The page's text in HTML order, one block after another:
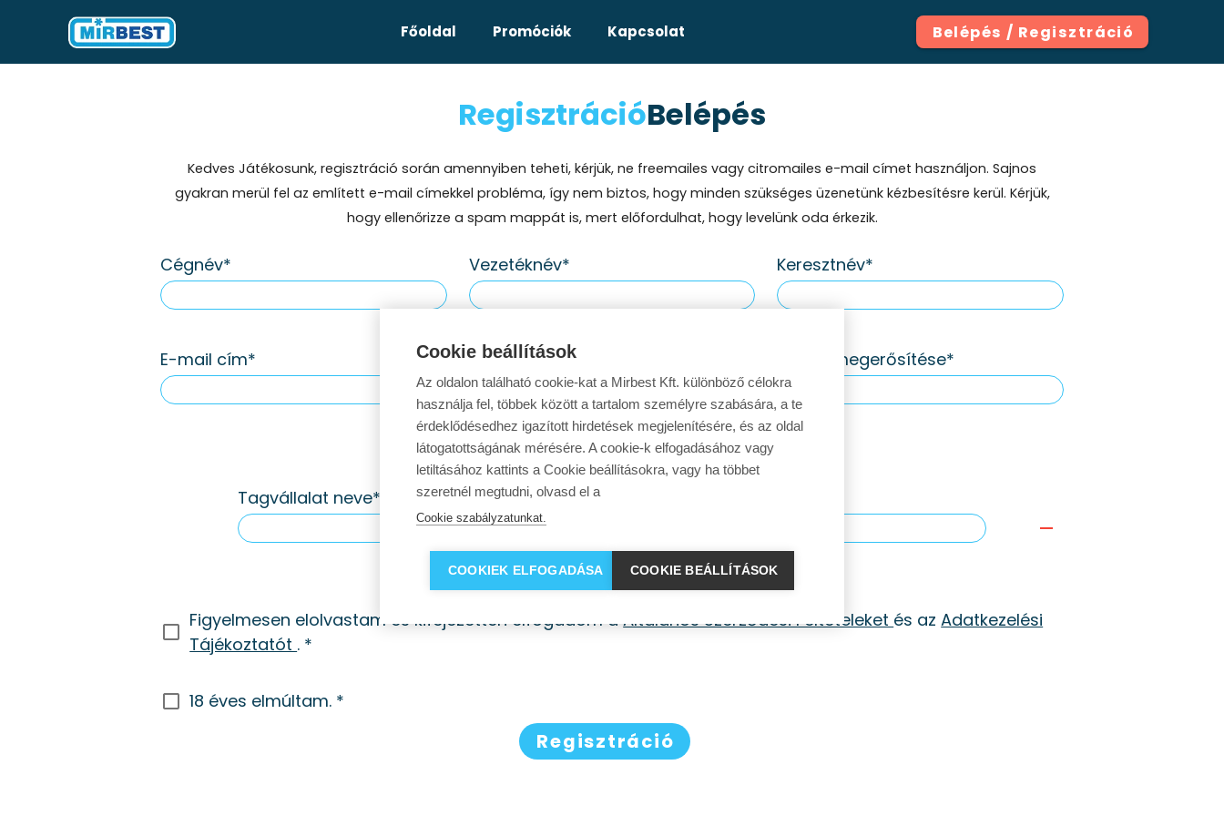
Főoldal Promóciók Kapcsolat Belépés / Regisztráció
RegisztrációBelépés
Kedves Játékosunk, regisztráció során amennyiben teheti, kérjük, ne freemailes vagy citromailes e-mail címet használjon. Sajnos
gyakran merül fel az említett e-mail címekkel probléma, így nem biztos, hogy minden szükséges üzenetünk kézbesítésre kerül. Kérjük,
hogy ellenőrizze a spam mappát is, mert előfordulhat, hogy levelünk oda érkezik.
Cégnév Vezetéknév Keresztnév
E-mail cím Jelszó Jelszó megerősítése
Egységek
Tagvállalat neve
Új egység hozzáadása +
Figyelmesen elolvastam és kifejezetten elfogadom aÁltalános Szerződési Feltételeket és azAdatkezelési
Tájékoztatót .
18 éves elmúltam.
Regisztráció
Cookie beállítások
Az oldalon található cookie-kat a Mirbest Kft. különböző célokra
használja fel, többek között a tartalom személyre szabására, a te
érdeklődésedhez igazított hirdetések megjelenítésére, és az oldal
látogatottságának mérésére. A cookie-k elfogadásához vagy
letiltásához kattints a Cookie beállításokra, vagy ha többet
szeretnél megtudni, olvasd el a
Cookie szabályzatunkat.
COOKIEK ELFOGADÁSA COOKIE BEÁLLÍTÁSOK